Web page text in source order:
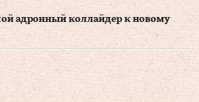
адронный коллайдер к новому